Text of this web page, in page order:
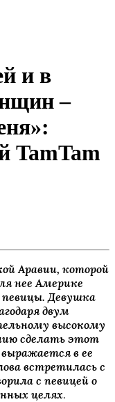
и в
–
TamTam
Аравии, которой
нее Америке
Девушка
двум
высокому
сделать этот
в ее
встретилась с
с певицей о
целях.